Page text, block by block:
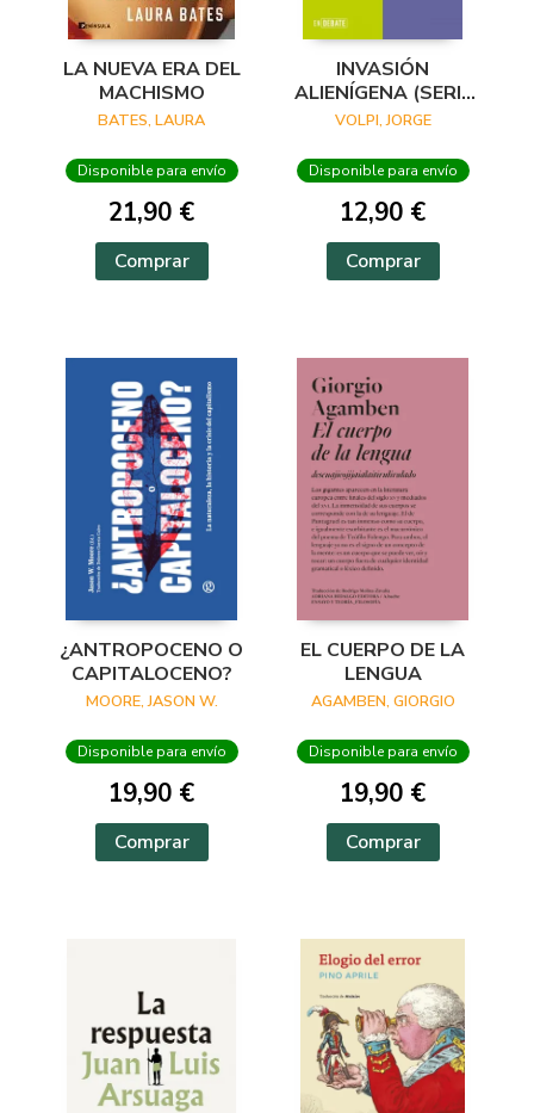
LA NUEVA ERA DEL
MACHISMO
BATES, LAURA
Disponible para envío
21,90 €
Comprar
INVASIÓN
ALIENÍGENA (SERIE
ENDEBATE)
VOLPI, JORGE
Disponible para envío
12,90 €
Comprar
¿ANTROPOCENO O
CAPITALOCENO?
MOORE, JASON W.
Disponible para envío
19,90 €
Comprar
EL CUERPO DE LA
LENGUA
AGAMBEN, GIORGIO
Disponible para envío
19,90 €
Comprar